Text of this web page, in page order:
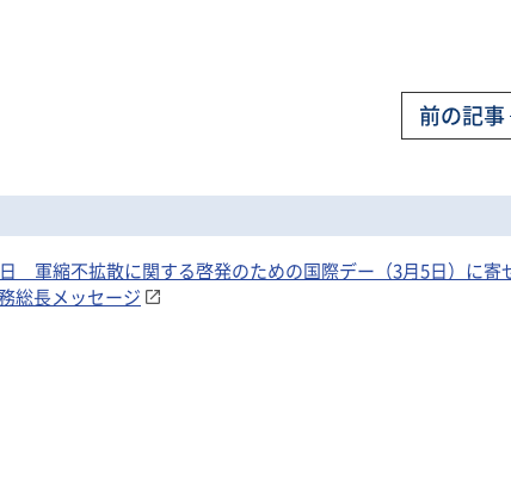
前の記事
軍縮不拡散に関する啓発のための国際デー（3月5日）に寄
総長メッセージ